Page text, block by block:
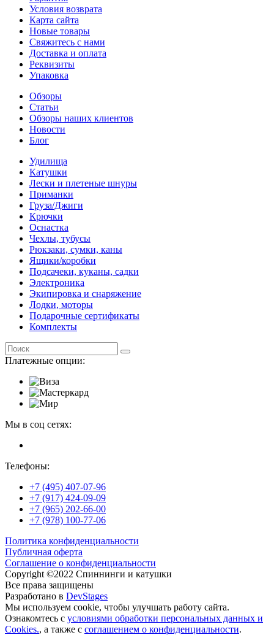
Условия возврата
Карта сайта
Новые товары
Свяжитесь с нами
Доставка и оплата
Реквизиты
Упаковка
Обзоры
Статьи
Обзоры наших клиентов
Новости
Блог
Удилища
Катушки
Лески и плетеные шнуры
Приманки
Груза/Джиги
Крючки
Оснастка
Чехлы, тубусы
Рюкзаки, сумки, каны
Ящики/коробки
Подсачеки, куканы, садки
Электроника
Экипировка и снаряжение
Лодки, моторы
Подарочные сертификаты
Комплекты
Платежные опции:
Мы в соц сетях:
Телефоны:
+7 (495) 407-07-96
+7 (917) 424-09-09
+7 (965) 202-66-00
+7 (978) 100-77-06
Политика конфиденциальности
Публичная оферта
Соглашение о конфиденциальности
Copyright ©2022 Спиннинги и катушки
Все права защищены
Разработано в DevStages
Мы используем cookie, чтобы улучшать работу сайта.
Ознакомтесь с условиями обработки персональных данных и
Cookies., а также с соглашением о конфиденциальности.